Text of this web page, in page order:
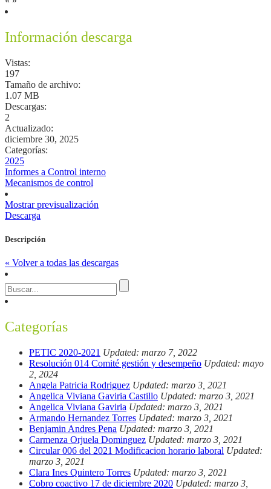
Información descarga
Vistas:
197
Tamaño de archivo:
1.07 MB
Descargas:
2
Actualizado:
diciembre 30, 2025
Categorías:
2025
Informes a Control interno
Mecanismos de control
Mostrar previsualización
Descarga
Descripción
« Volver a todas las descargas
Categorías
PETIC 2020-2021 Updated: marzo 7, 2022
Resolución 014 Comité gestión y desempeño Updated: mayo
2, 2024
Angela Patricia Rodriguez Updated: marzo 3, 2021
Angelica Viviana Gaviria Castillo Updated: marzo 3, 2021
Angelica Viviana Gaviria Updated: marzo 3, 2021
Armando Hernandez Torres Updated: marzo 3, 2021
Benjamin Andres Pena Updated: marzo 3, 2021
Carmenza Orjuela Dominguez Updated: marzo 3, 2021
Circular 006 del 2021 Modificacion horario laboral Updated:
marzo 3, 2021
Clara Ines Quintero Torres Updated: marzo 3, 2021
Cobro coactivo 17 de diciembre 2020 Updated: marzo 3,